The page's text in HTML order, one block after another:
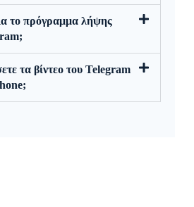
το πρόγραμμα λήψης
τα βίντεο του Telegram